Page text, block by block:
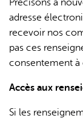
Précisons à
adresse
recevoir nos
pas ces
consentement à
Accès aux
Si les